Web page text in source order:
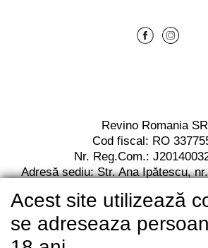
Revino Romania
Cod fiscal: RO
Nr. Reg.Com.:
Adresă sediu: Str. Ana Ipătescu,
RO13 BACX 0000 0010
Unicredit Bank
Acest site utilizează
se adreseaza